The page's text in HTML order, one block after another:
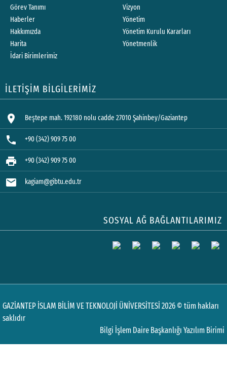
Görev Tanımı
Haberler
Hakkımızda
Harita
İdari Birimlerimiz
Vizyon
Yönetim
Yönetim Kurulu Kararları
Yönetmenlik
İLETİŞİM BİLGİLERİMİZ
location_on Beştepe mah. 192180 nolu cadde 27010 Şahinbey/Gaziantep
phone +90 (342) 909 75 00
print +90 (342) 909 75 00
mail kagiam@gibtu.edu.tr
SOSYAL AĞ BAĞLANTILARIMIZ
GAZİANTEP İSLAM BİLİM VE TEKNOLOJİ ÜNİVERSİTESİ 2026 © tüm hakları
saklıdır
Bilgi İşlem Daire Başkanlığı Yazılım Birimi